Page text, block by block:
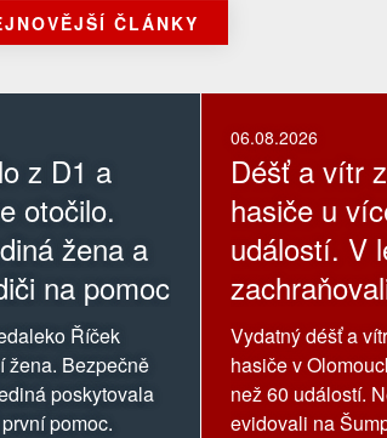
ČLÁNKY
z D1 a
otočilo.
žena a
na pomoc
Říček
žena. Bezpečně
poskytovala
pomoc.
06.08.2026
Déšť a vítr
hasiče u
událostí. V
posedu
Vydatný déšť a
hasiče v
než 60 událostí.
evidovali na